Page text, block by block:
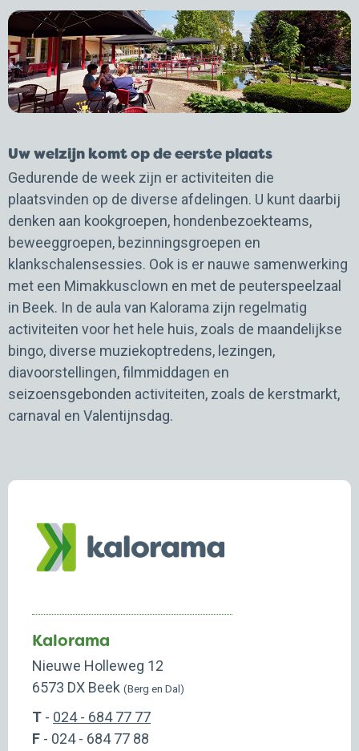
Uw welzijn komt op de eerste plaats
Gedurende de week zijn er activiteiten die
plaatsvinden op de diverse afdelingen. U kunt daarbij
denken aan kookgroepen, hondenbezoekteams,
beweeggroepen, bezinningsgroepen en
klankschalensessies. Ook is er nauwe samenwerking
met een Mimakkusclown en met de peuterspeelzaal
in Beek. In de aula van Kalorama zijn regelmatig
activiteiten voor het hele huis, zoals de maandelijkse
bingo, diverse muziekoptredens, lezingen,
diavoorstellingen, filmmiddagen en
seizoensgebonden activiteiten, zoals de kerstmarkt,
carnaval en Valentijnsdag.
Kalorama
Nieuwe Holleweg 12
6573 DX Beek (Berg en Dal)
T - 024 - 684 77 77
F - 024 - 684 77 88